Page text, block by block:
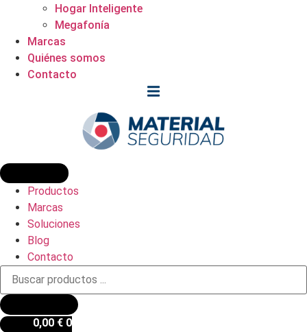
Hogar Inteligente
Megafonía
Marcas
Quiénes somos
Contacto
Productos
Marcas
Soluciones
Blog
Contacto
Búsqueda
productos
0,00 € 0